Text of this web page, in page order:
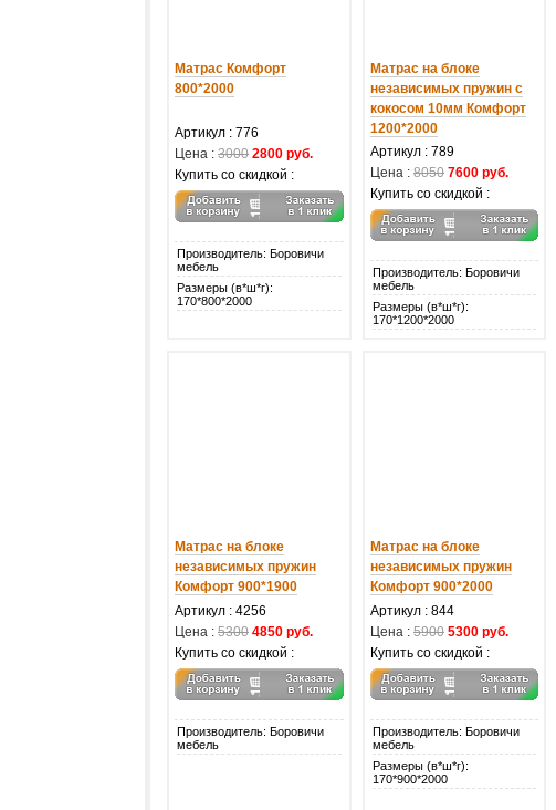
Матрас Комфорт
800*2000
Артикул : 776
Цена : 3000 2800 руб.
Купить со скидкой :
Производитель: Боровичи
мебель
Размеры (в*ш*г):
170*800*2000
Матрас на блоке
независимых пружин с
кокосом 10мм Комфорт
1200*2000
Артикул : 789
Цена : 8050 7600 руб.
Купить со скидкой :
Производитель: Боровичи
мебель
Размеры (в*ш*г):
170*1200*2000
Матрас на блоке
независимых пружин
Комфорт 900*1900
Артикул : 4256
Цена : 5300 4850 руб.
Купить со скидкой :
Производитель: Боровичи
мебель
Матрас на блоке
независимых пружин
Комфорт 900*2000
Артикул : 844
Цена : 5900 5300 руб.
Купить со скидкой :
Производитель: Боровичи
мебель
Размеры (в*ш*г):
170*900*2000